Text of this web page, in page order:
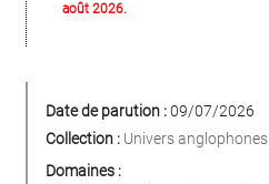
août 2026.
Date de parution :09/07/2026
Collection : Univers anglophones
Domaines :